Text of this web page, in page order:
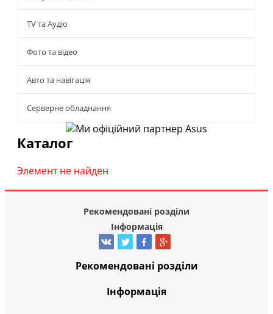
TV та Аудіо
Фото та відео
Авто та навігація
Серверне обладнання
Каталог
Элемент не найден
Рекомендовані розділи
Інформація
Рекомендовані розділи
Інформація